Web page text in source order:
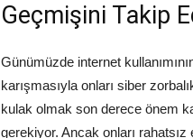
Geçmişini Takip
Günümüzde internet
karışmasıyla onları siber
kulak olmak son derece önem
gerekiyor. Ancak onları